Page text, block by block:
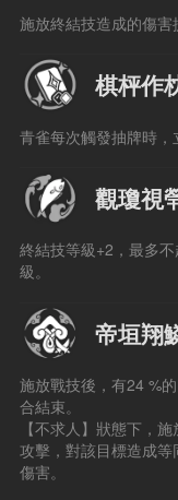
施放終結技造成的傷害
棋枰作
青雀每次觸發抽牌時，
觀瓊視
終結技等級+2，最多
級。
帝垣翔
施放戰技後，有24 %
合結束。
【不求人】狀態下，
攻擊，對該目標造成
傷害。